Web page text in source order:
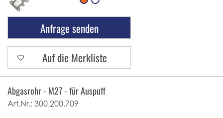
Anfrage senden
Auf die Merkliste
Abgasrohr - M27 - für Auspuff
Art.Nr.: 300.200.709